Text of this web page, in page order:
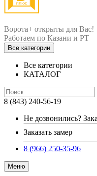
Ворота+ открыты для Вас!
Все категории
Все категории
КАТАЛОГ
8 (843) 240-56-19
Не дозвонились?
Заказать замер
8 (966) 250-35-96
Меню